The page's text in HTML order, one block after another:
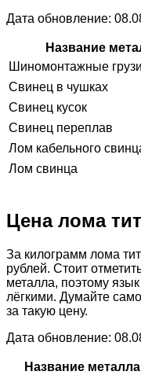
Дата обновление:
Название
Шиномонтажные
Свинец в чушках
Свинец кусок
Свинец переплав
Лом кабельного
Лом свинца
Цена лома
За килограмм лома
рублей. Стоит
металла, поэтому
лёгкими. Думайте
за такую цену.
Дата обновление:
Название металла